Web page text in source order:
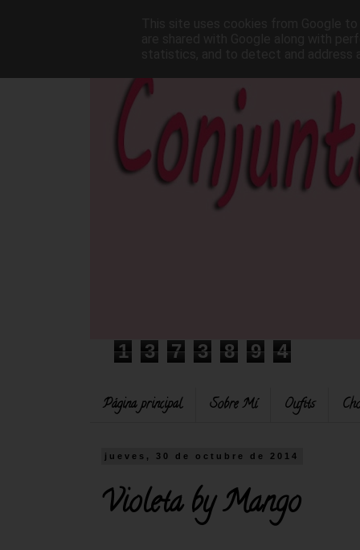
1 3 7 3 8 9 4
Página principal Sobre Mí Oufits
jueves, 30 de octubre de 2014
Violeta by Mango